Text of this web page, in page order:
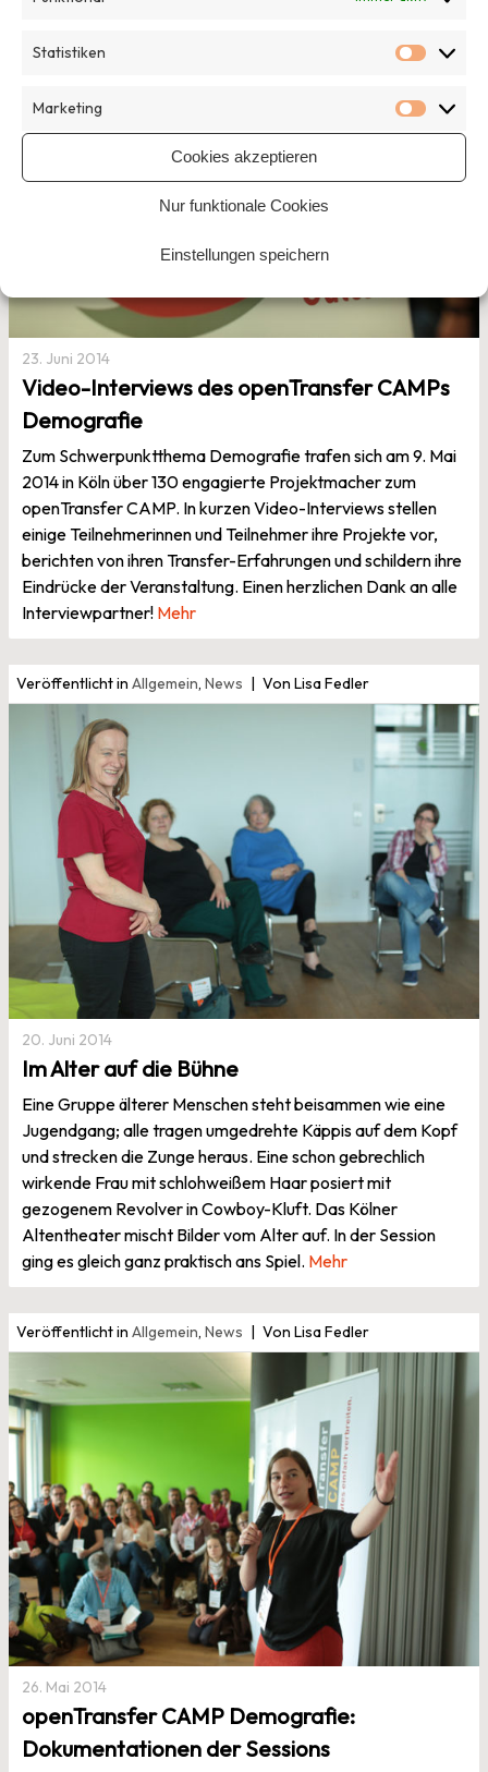
Statistiken
Marketing
Cookies akzeptieren
Nur funktionale Cookies
Einstellungen speichern
23. Juni 2014
Video-Interviews des openTransfer CAMPs
Demografie
Zum Schwerpunktthema Demografie trafen sich am 9. Mai
2014 in Köln über 130 engagierte Projektmacher zum
openTransfer CAMP. In kurzen Video-Interviews stellen
einige Teilnehmerinnen und Teilnehmer ihre Projekte vor,
berichten von ihren Transfer-Erfahrungen und schildern ihre
Eindrücke der Veranstaltung. Einen herzlichen Dank an alle
Interviewpartner! Mehr
Veröffentlicht in Allgemein, News Von Lisa Fedler
20. Juni 2014
Im Alter auf die Bühne
Eine Gruppe älterer Menschen steht beisammen wie eine
Jugendgang; alle tragen umgedrehte Käppis auf dem Kopf
und strecken die Zunge heraus. Eine schon gebrechlich
wirkende Frau mit schlohweißem Haar posiert mit
gezogenem Revolver in Cowboy-Kluft. Das Kölner
Altentheater mischt Bilder vom Alter auf. In der Session
ging es gleich ganz praktisch ans Spiel. Mehr
Veröffentlicht in Allgemein, News Von Lisa Fedler
26. Mai 2014
openTransfer CAMP Demografie:
Dokumentationen der Sessions